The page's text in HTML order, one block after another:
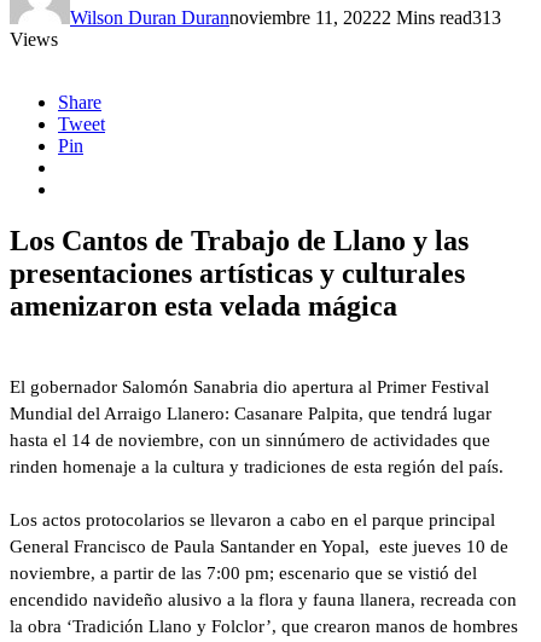
Wilson Duran Durannoviembre 11, 20222 Mins read313
Views
Share
Tweet
Pin
Los Cantos de Trabajo de Llano y las
presentaciones artísticas y culturales
amenizaron esta velada mágica
El gobernador Salomón Sanabria dio apertura al Primer Festival
Mundial del Arraigo Llanero: Casanare Palpita, que tendrá lugar
hasta el 14 de noviembre, con un sinnúmero de actividades que
rinden homenaje a la cultura y tradiciones de esta región del país.
Los actos protocolarios se llevaron a cabo en el parque principal
General Francisco de Paula Santander en Yopal, este jueves 10 de
noviembre, a partir de las 7:00 pm; escenario que se vistió del
encendido navideño alusivo a la flora y fauna llanera, recreada con
la obra ‘Tradición Llano y Folclor’, que crearon manos de hombres